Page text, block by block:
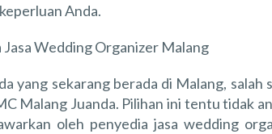
Anda.
yang sekarang berada di Malang,
Malang Juanda. Pilihan ini tentu tidak
oleh penyedia jasa wedding